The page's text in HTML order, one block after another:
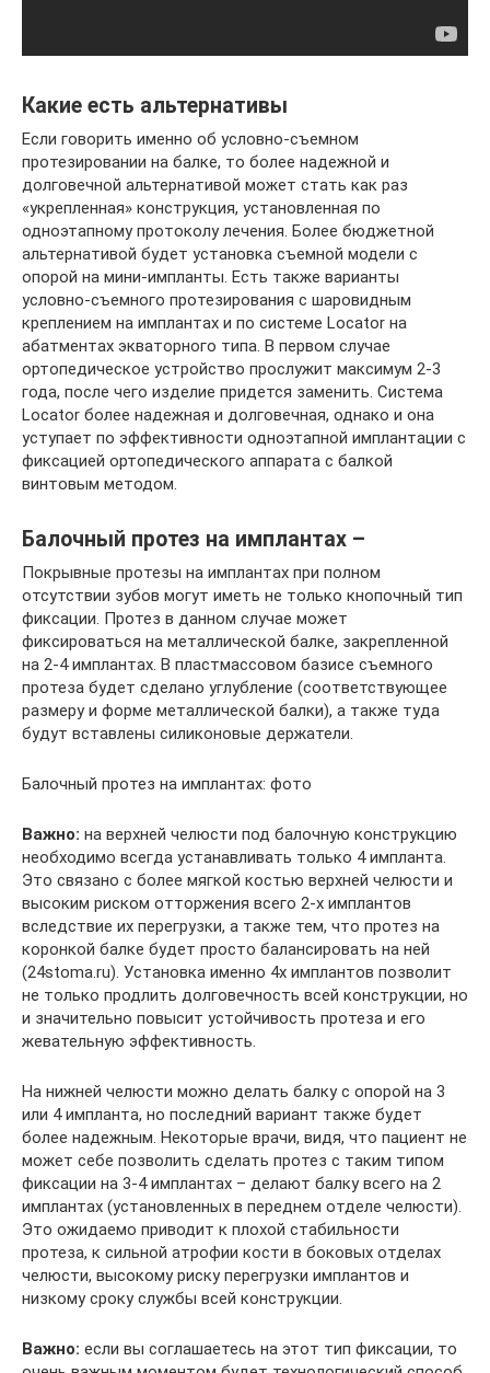
Какие есть альтернативы
Если говорить именно об условно-съемном
протезировании на балке, то более надежной и
долговечной альтернативой может стать как раз
«укрепленная» конструкция, установленная по
одноэтапному протоколу лечения. Более бюджетной
альтернативой будет установка съемной модели с
опорой на мини-импланты. Есть также варианты
условно-съемного протезирования с шаровидным
креплением на имплантах и по системе Locator на
абатментах экваторного типа. В первом случае
ортопедическое устройство прослужит максимум 2-3
года, после чего изделие придется заменить. Система
Locator более надежная и долговечная, однако и она
уступает по эффективности одноэтапной имплантации с
фиксацией ортопедического аппарата с балкой
винтовым методом.
Балочный протез на имплантах –
Покрывные протезы на имплантах при полном
отсутствии зубов могут иметь не только кнопочный тип
фиксации. Протез в данном случае может
фиксироваться на металлической балке, закрепленной
на 2-4 имплантах. В пластмассовом базисе съемного
протеза будет сделано углубление (соответствующее
размеру и форме металлической балки), а также туда
будут вставлены силиконовые держатели.
Балочный протез на имплантах: фото
Важно: на верхней челюсти под балочную конструкцию
необходимо всегда устанавливать только 4 импланта.
Это связано с более мягкой костью верхней челюсти и
высоким риском отторжения всего 2-х имплантов
вследствие их перегрузки, а также тем, что протез на
коронкой балке будет просто балансировать на ней
(24stoma.ru). Установка именно 4х имплантов позволит
не только продлить долговечность всей конструкции, но
и значительно повысит устойчивость протеза и его
жевательную эффективность.
На нижней челюсти можно делать балку с опорой на 3
или 4 импланта, но последний вариант также будет
более надежным. Некоторые врачи, видя, что пациент не
может себе позволить сделать протез с таким типом
фиксации на 3-4 имплантах – делают балку всего на 2
имплантах (установленных в переднем отделе челюсти).
Это ожидаемо приводит к плохой стабильности
протеза, к сильной атрофии кости в боковых отделах
челюсти, высокому риску перегрузки имплантов и
низкому сроку службы всей конструкции.
Важно: если вы соглашаетесь на этот тип фиксации, то